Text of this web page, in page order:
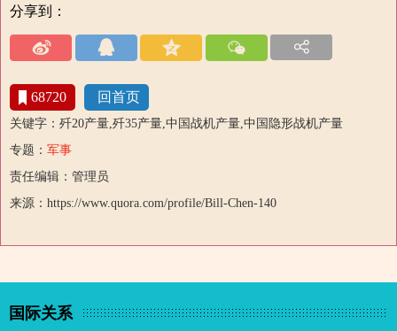
分享到：
68720 回首页
关键字：歼20产量,歼35产量,中国战机产量,中国隐形战机产量
专题： 军事
责任编辑：管理员
来源：https://www.quora.com/profile/Bill-Chen-140
国际关系